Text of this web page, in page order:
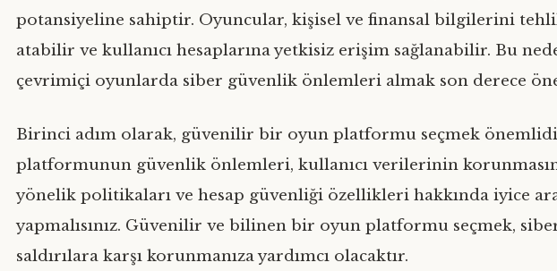
potansiyeline sahiptir. Oyuncular, kişisel ve finansal bilgilerini
atabilir ve kullanıcı hesaplarına yetkisiz erişim sağlanabilir. Bu
çevrimiçi oyunlarda siber güvenlik önlemleri almak son derece
Birinci adım olarak, güvenilir bir oyun platformu seçmek
platformunun güvenlik önlemleri, kullanıcı verilerinin
yönelik politikaları ve hesap güvenliği özellikleri hakkında iyice
yapmalısınız. Güvenilir ve bilinen bir oyun platformu seçmek,
saldırılara karşı korunmanıza yardımcı olacaktır.